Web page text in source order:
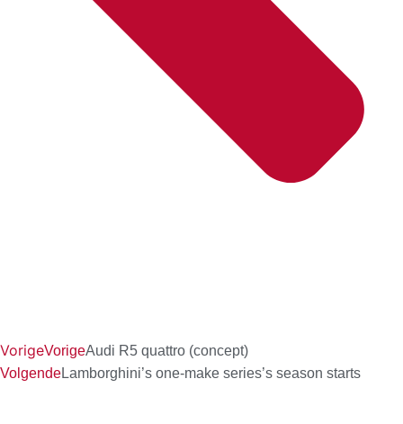
VorigeVorigeAudi R5 quattro (concept)
VolgendeLamborghini’s one-make series’s season starts